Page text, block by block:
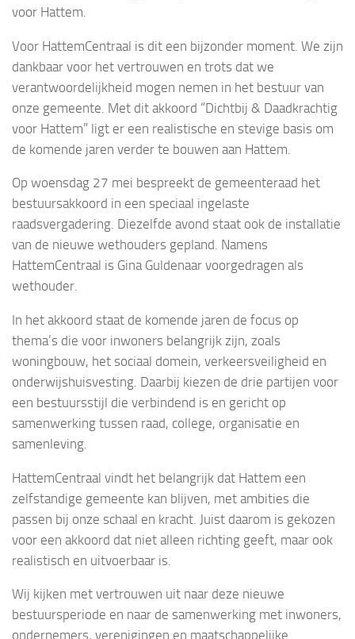
voor Hattem.
Voor HattemCentraal is dit een bijzonder moment. We zijn
dankbaar voor het vertrouwen en trots dat we
verantwoordelijkheid mogen nemen in het bestuur van
onze gemeente. Met dit akkoord “Dichtbij & Daadkrachtig
voor Hattem” ligt er een realistische en stevige basis om
de komende jaren verder te bouwen aan Hattem.
Op woensdag 27 mei bespreekt de gemeenteraad het
bestuursakkoord in een speciaal ingelaste
raadsvergadering. Diezelfde avond staat ook de installatie
van de nieuwe wethouders gepland. Namens
HattemCentraal is Gina Guldenaar voorgedragen als
wethouder.
In het akkoord staat de komende jaren de focus op
thema’s die voor inwoners belangrijk zijn, zoals
woningbouw, het sociaal domein, verkeersveiligheid en
onderwijshuisvesting. Daarbij kiezen de drie partijen voor
een bestuursstijl die verbindend is en gericht op
samenwerking tussen raad, college, organisatie en
samenleving.
HattemCentraal vindt het belangrijk dat Hattem een
zelfstandige gemeente kan blijven, met ambities die
passen bij onze schaal en kracht. Juist daarom is gekozen
voor een akkoord dat niet alleen richting geeft, maar ook
realistisch en uitvoerbaar is.
Wij kijken met vertrouwen uit naar deze nieuwe
bestuursperiode en naar de samenwerking met inwoners,
ondernemers, verenigingen en maatschappelijke